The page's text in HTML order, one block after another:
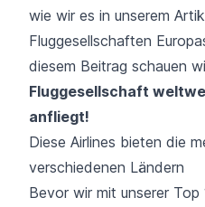
wie wir es in unserem
Fluggesellschaften
diesem Beitrag schauen
Fluggesellschaft
anfliegt!
Diese Airlines bieten die
verschiedenen Ländern
Bevor wir mit unserer Top